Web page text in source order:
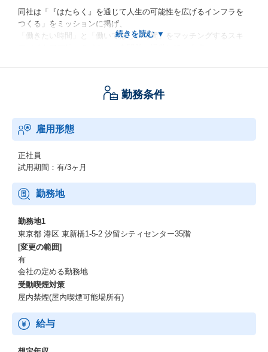
同社は「『はたらく』を通じて人生の可能性を広げるインフラを
つくる」をミッションに掲げ、
「働きたい時間」と「働いてほしい時間」をマッチングするスキ
組織ともに急成長しています。
現在スポットワーク市場においてトップシェア（※）を獲得して
です。
なかでも「エンタープライズ企業」と称される日本を代表する大
手企業におけるタイミーの導入拡大は、
日本の労働力課題の解決において非常に重要なイシューになって
います。
だいておりますが、
さらにスピード感を持って取り組んでいただくため今回新たにア
カウントエグゼクティブのポジションを募集することになりまし
た。
同社のミッション実現のためクライアントごとに抱える課題にさ
らに深く向き合い課題解決を推進していただける方、
そして日本の社会課題解決にオーナーシップを持ち取り組んでく
ださる方を求めています。
～ミッション～
同社の事業成長を牽引する中核として、従業員数1,600名以上の大
手企業（ナショナルクライアント）に対し、
人的課題からアプローチを行い、経営課題の解決を推進していた
勤務条件
雇用形態
正社員
試用期間：有/3ヶ月
勤務地
勤務地1
東京都 港区 東新橋1-5-2 汐留シティセンター35階
[変更の範囲]
有
会社の定める勤務地
受動喫煙対策
屋内禁煙(屋内喫煙可能場所有)
給与